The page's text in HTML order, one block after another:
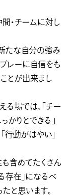
間・チームに対し
たな自分の強み
レーに自信をも
とが出来まし
場では、「チー
かりとできる」
行動がはやい」
含めてたくさん
存在」になるべ
と思います。